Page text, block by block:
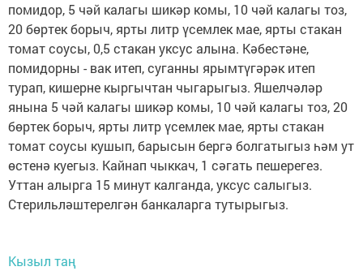
помидор, 5 чәй калагы шикәр комы, 10 чәй калагы тоз,
20 бөртек борыч, ярты литр үсемлек мае, ярты стакан
томат соусы, 0,5 стакан уксус алына. Кәбестәне,
помидорны - вак итеп, суганны ярымтүгәрәк итеп
турап, кишерне кыргычтан чыгарыгыз. Яшелчәләр
янына 5 чәй калагы шикәр комы, 10 чәй калагы тоз, 20
бөртек борыч, ярты литр үсемлек мае, ярты стакан
томат соусы кушып, барысын бергә болгатыгыз һәм ут
өстенә куегыз. Кайнап чыккач, 1 сәгать пешерегез.
Уттан алырга 15 минут калганда, уксус салыгыз.
Стерильләштерелгән банкаларга тутырыгыз.
Кызыл таң